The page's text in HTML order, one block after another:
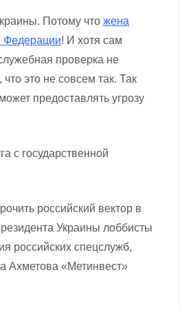
Потому чтожена
Федерации! И хотя сам
проверка не
это не совсем так. Так
предоставлять угрозу
с государственной
российский вектор в
Украины лоббисты
российских спецслужб,
Ахметова «Метинвест»